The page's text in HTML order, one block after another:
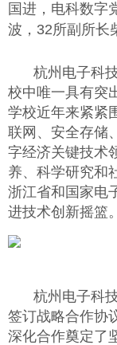
国进，电科数字
波，32所副所长
杭州电子科
校中唯一具有突
学校近年来紧紧
联网、安全存储
字经济关键技术
养、科学研究和
浙江省和国家电
进技术创新摇篮。
杭州电子科
签订战略合作协
深化合作奠定了